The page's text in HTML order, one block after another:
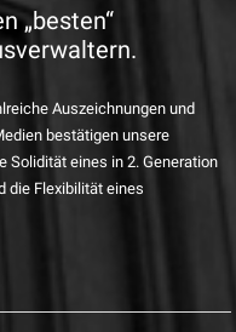
„besten“
Auszeichnungen und
bestätigen unsere
Solidität eines in 2. Generation
die Flexibilität eines